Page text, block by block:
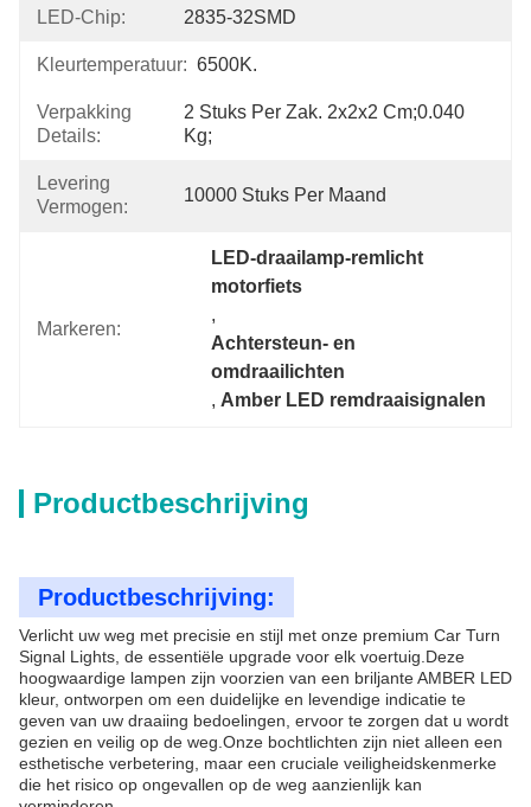
LED-Chip: 2835-32SMD
Kleurtemperatuur: 6500K.
Verpakking
Details:
2 Stuks Per Zak. 2x2x2 Cm;0.040
Kg;
Levering
Vermogen:
10000 Stuks Per Maand
Markeren:
LED-draailamp-remlicht
motorfiets
,
Achtersteun- en
omdraailichten
, Amber LED remdraaisignalen
Productbeschrijving
Productbeschrijving:
Verlicht uw weg met precisie en stijl met onze premium Car Turn
Signal Lights, de essentiële upgrade voor elk voertuig.Deze
hoogwaardige lampen zijn voorzien van een briljante AMBER LED
kleur, ontworpen om een duidelijke en levendige indicatie te
geven van uw draaiing bedoelingen, ervoor te zorgen dat u wordt
gezien en veilig op de weg.Onze bochtlichten zijn niet alleen een
esthetische verbetering, maar een cruciale veiligheidskenmerke
die het risico op ongevallen op de weg aanzienlijk kan